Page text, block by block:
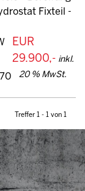
Fixteil -
EUR
29.900,- inkl.
20 % MwSt.
Treffer 1 - 1 von 1